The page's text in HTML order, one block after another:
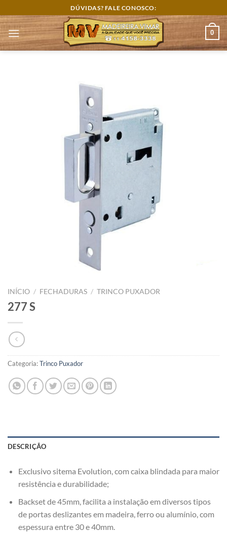
to
content
DÚVIDAS? FALE CONOSCO:
0
INÍCIO / FECHADURAS / TRINCO PUXADOR
277 S
Categoria:Trinco Puxador
DESCRIÇÃO
Exclusivo sitema Evolution, com caixa blindada para maior
resistência e durabilidade;
Backset de 45mm, facilita a instalação em diversos tipos
de portas deslizantes em madeira, ferro ou alumínio, com
espessura entre 30 e 40mm.